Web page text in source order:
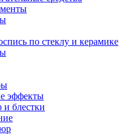
по стеклу и керамике
эффекты
и блестки